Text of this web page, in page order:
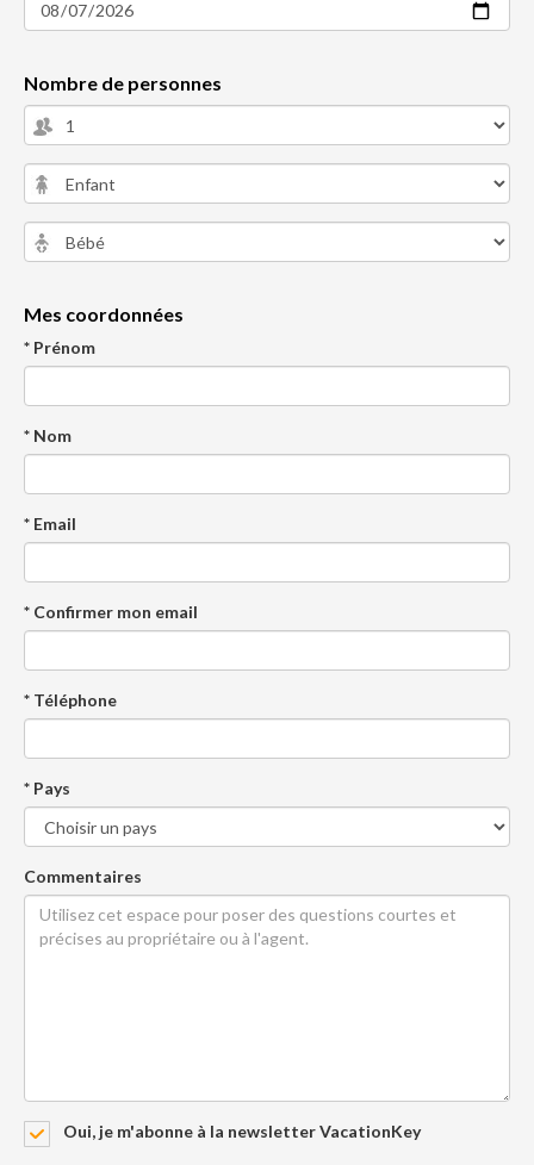
Nombre de personnes
Mes coordonnées
* Prénom
* Nom
* Email
* Confirmer mon email
* Téléphone
* Pays
Commentaires
Oui, je m'abonne à la newsletter VacationKey